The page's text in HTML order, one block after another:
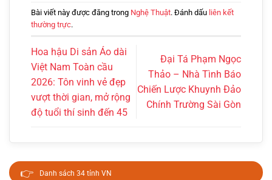
Bài viết này được đăng trong Nghệ Thuật. Đánh dấu liên kết
thường trực.
Hoa hậu Di sản Áo dài
Việt Nam Toàn cầu
2026: Tôn vinh vẻ đẹp
vượt thời gian, mở rộng
độ tuổi thí sinh đến 45
Đại Tá Phạm Ngọc
Thảo – Nhà Tình Báo
Chiến Lược Khuynh Đảo
Chính Trường Sài Gòn
👉 Danh sách 34 tỉnh VN